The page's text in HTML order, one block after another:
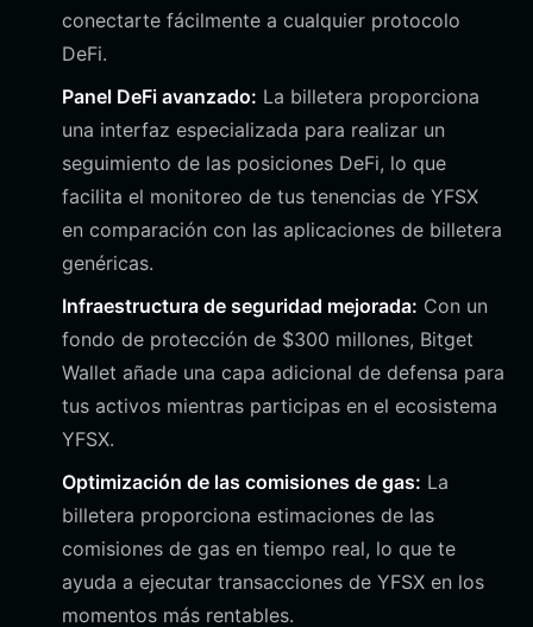
conectarte fácilmente a cualquier protocolo
DeFi.
Panel DeFi avanzado: La billetera proporciona
una interfaz especializada para realizar un
seguimiento de las posiciones DeFi, lo que
facilita el monitoreo de tus tenencias de YFSX
en comparación con las aplicaciones de billetera
genéricas.
Infraestructura de seguridad mejorada: Con un
fondo de protección de $300 millones, Bitget
Wallet añade una capa adicional de defensa para
tus activos mientras participas en el ecosistema
YFSX.
Optimización de las comisiones de gas: La
billetera proporciona estimaciones de las
comisiones de gas en tiempo real, lo que te
ayuda a ejecutar transacciones de YFSX en los
momentos más rentables.